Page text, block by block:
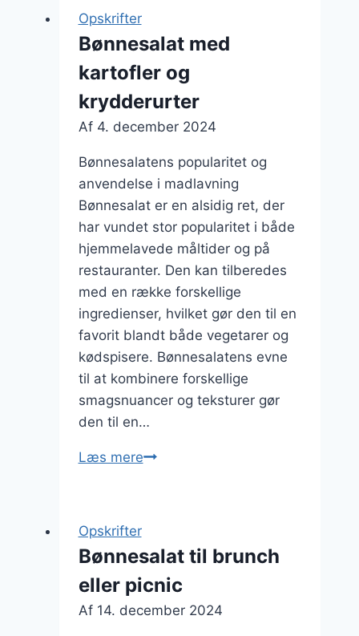
Opskrifter
Bønnesalat med
kartofler og
krydderurter
Af 4. december 2024
Bønnesalatens popularitet og
anvendelse i madlavning
Bønnesalat er en alsidig ret, der
har vundet stor popularitet i både
hjemmelavede måltider og på
restauranter. Den kan tilberedes
med en række forskellige
ingredienser, hvilket gør den til en
favorit blandt både vegetarer og
kødspisere. Bønnesalatens evne
til at kombinere forskellige
smagsnuancer og teksturer gør
den til en…
Læs mereBønnesalat
Opskrifter
Bønnesalat til brunch
eller picnic
Af 14. december 2024